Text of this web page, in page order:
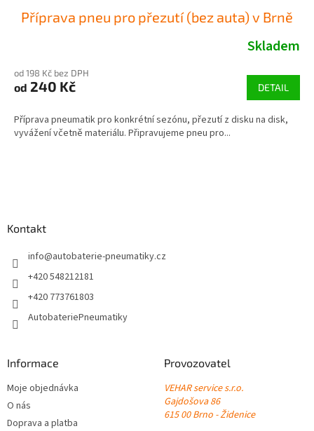
Příprava pneu pro přezutí (bez auta) v Brně
Skladem
od 198 Kč bez DPH
od 240 Kč DETAIL
Příprava pneumatik pro konkrétní sezónu, přezutí z disku na disk,
vyvážení včetně materiálu. Připravujeme pneu pro...
Kontakt
info@autobaterie-pneumatiky.cz
+420 548212181
+420 773761803
AutobateriePneumatiky
Informace
Moje objednávka
O nás
Doprava a platba
Provozovatel
VEHAR service s.r.o.
Gajdošova 86
615 00 Brno - Židenice